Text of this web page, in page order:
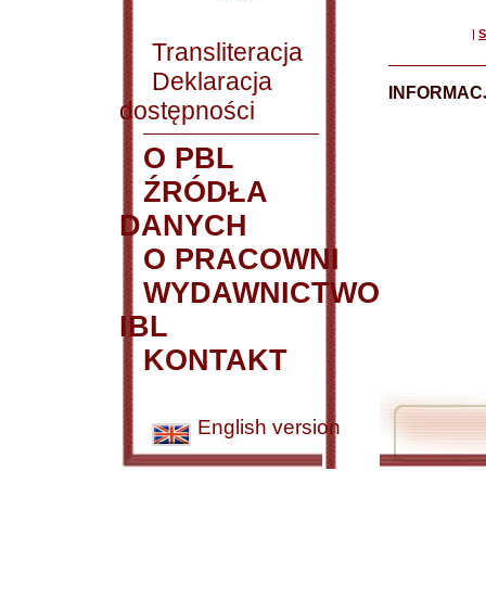
Transliteracja
Deklaracja
dostępności
O PBL
ŹRÓDŁA
DANYCH
O PRACOWNI
WYDAWNICTWO
IBL
KONTAKT
English version
|